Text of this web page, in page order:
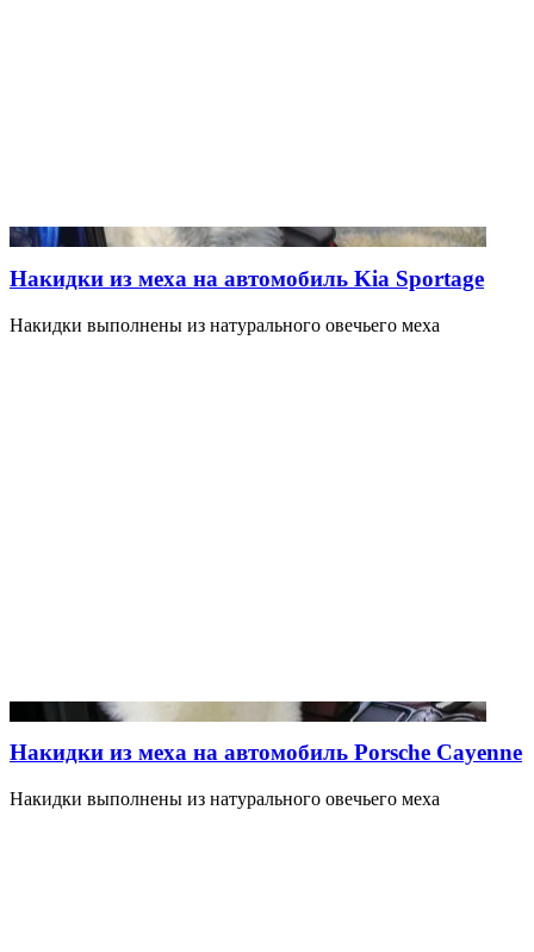
Накидки из меха на автомобиль Kia Sportage
Накидки выполнены из натурального овечьего меха
Накидки из меха на автомобиль Porsche Cayenne
Накидки выполнены из натурального овечьего меха